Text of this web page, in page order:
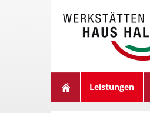
Leistungen